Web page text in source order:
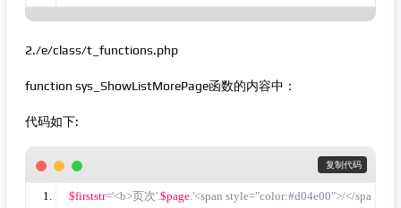
2./e/class/t_functions.php
function sys_ShowListMorePage函数的内容中：
代码如下:
复制代码
$firststr='<b>页次'.$page.'<span style="color:#d04e00">/</spa